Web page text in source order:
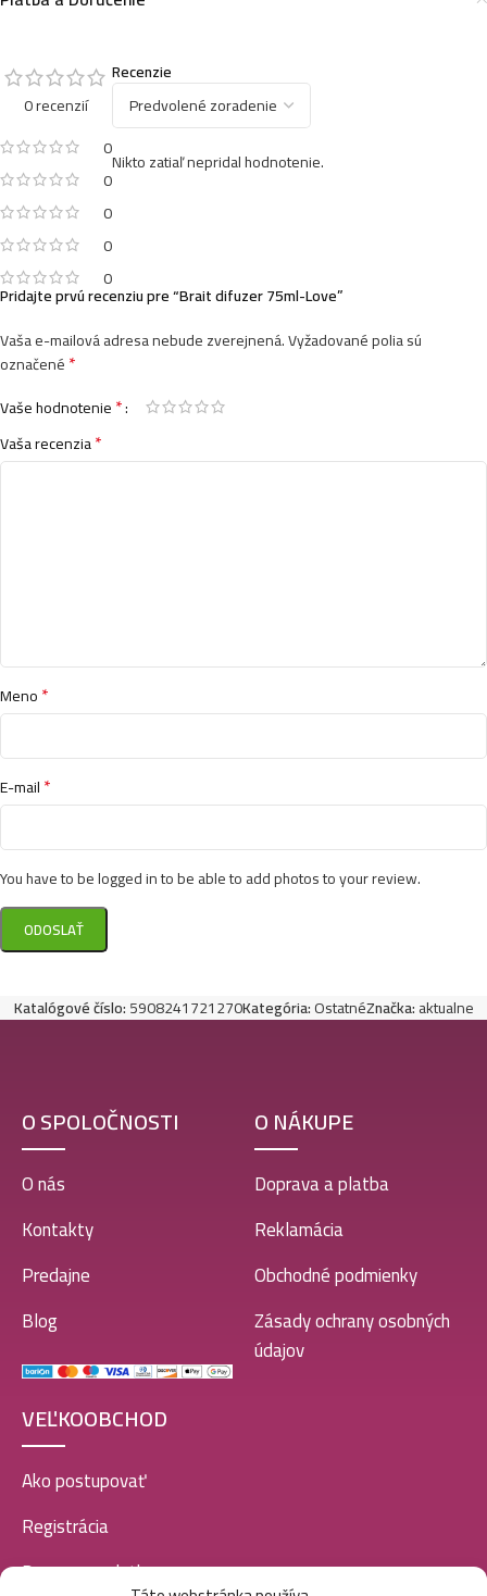
0 recenzií
0
0
0
0
0
Recenzie
Nikto zatiaľ nepridal hodnotenie.
Pridajte prvú recenziu pre “Brait difuzer 75ml-Love”
Vaša e-mailová adresa nebude zverejnená.Vyžadované polia sú
označené*
Vaše hodnotenie*
Vaša recenzia*
Meno*
E-mail*
You have to be logged in to be able to add photos to your review.
Katalógové číslo:5908241721270Kategória:OstatnéZnačka:aktualne
O SPOLOČNOSTI
O nás
Kontakty
Predajne
Blog
O NÁKUPE
Doprava a platba
Reklamácia
Obchodné podmienky
Zásady ochrany osobných
údajov
VEĽKOOBCHOD
Ako postupovať
Registrácia
Doprava a platba